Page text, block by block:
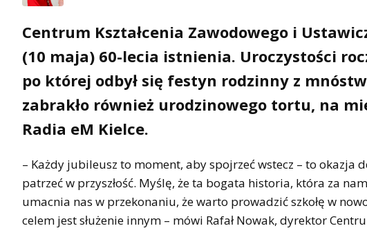
Centrum Kształcenia Zawodowego i
(10 maja) 60-lecia istnienia. Uroczystości
po której odbył się festyn rodzinny z
zabrakło również urodzinowego tortu, na
Radia eM Kielce.
– Każdy jubileusz to moment, aby spojrzeć wstecz – to
patrzeć w przyszłość. Myślę, że ta bogata historia, która za
umacnia nas w przekonaniu, że warto prowadzić szkołę w
celem jest służenie innym – mówi Rafał Nowak, dyrektor